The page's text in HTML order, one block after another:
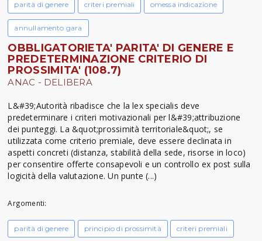
parità di genere criteri premiali omessa indicazione
annullamento gara
OBBLIGATORIETA' PARITA' DI GENERE E
PREDETERMINAZIONE CRITERIO DI
PROSSIMITA' (108.7)
ANAC - DELIBERA
L&#39;Autorità ribadisce che la lex specialis deve
predeterminare i criteri motivazionali per l&#39;attribuzione
dei punteggi. La &quot;prossimità territoriale&quot;, se
utilizzata come criterio premiale, deve essere declinata in
aspetti concreti (distanza, stabilità della sede, risorse in loco)
per consentire offerte consapevoli e un controllo ex post sulla
logicità della valutazione. Un punte (...)
Argomenti:
parità di genere principio di prossimità criteri premiali